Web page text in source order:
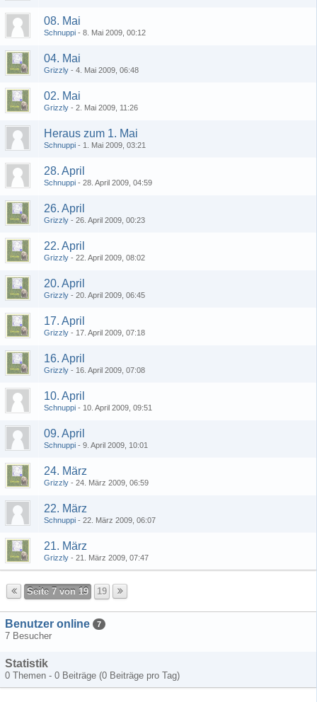
08. Mai
Schnuppi - 8. Mai 2009, 00:12
04. Mai
Grizzly - 4. Mai 2009, 06:48
02. Mai
Grizzly - 2. Mai 2009, 11:26
Heraus zum 1. Mai
Schnuppi - 1. Mai 2009, 03:21
28. April
Schnuppi - 28. April 2009, 04:59
26. April
Grizzly - 26. April 2009, 00:23
22. April
Grizzly - 22. April 2009, 08:02
20. April
Grizzly - 20. April 2009, 06:45
17. April
Grizzly - 17. April 2009, 07:18
16. April
Grizzly - 16. April 2009, 07:08
10. April
Schnuppi - 10. April 2009, 09:51
09. April
Schnuppi - 9. April 2009, 10:01
24. März
Grizzly - 24. März 2009, 06:59
22. März
Schnuppi - 22. März 2009, 06:07
21. März
Grizzly - 21. März 2009, 07:47
Seite 7 von 19 19
Benutzer online 7
7 Besucher
Statistik
0 Themen - 0 Beiträge (0 Beiträge pro Tag)